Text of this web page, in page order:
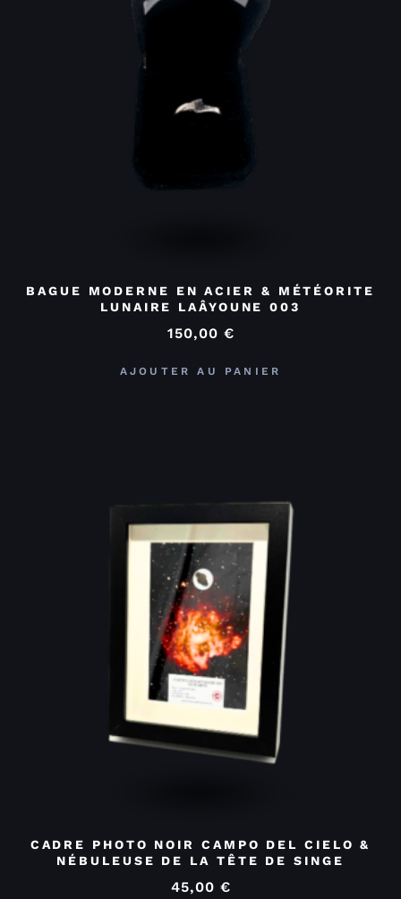
BAGUE MODERNE EN ACIER & MÉTÉORITE
LUNAIRE LAÂYOUNE 003
150,00 €
AJOUTER AU PANIER
CADRE PHOTO NOIR CAMPO DEL CIELO &
NÉBULEUSE DE LA TÊTE DE SINGE
45,00 €